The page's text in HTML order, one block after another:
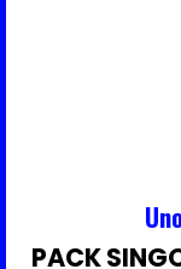
PACK